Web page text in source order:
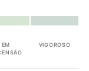
EM
VIGOROSO